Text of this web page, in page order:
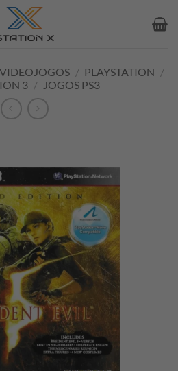
/ PLAYSTATION /
3 / JOGOS PS3